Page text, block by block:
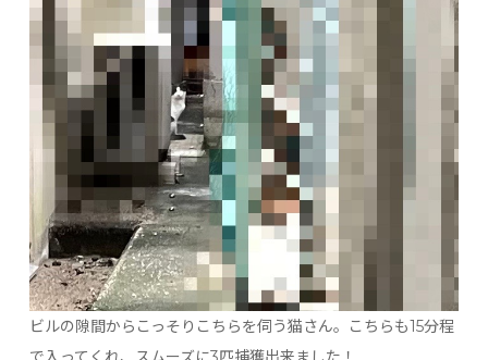
ビルの隙間からこっそりこちらを伺う猫さん。こちらも15分程